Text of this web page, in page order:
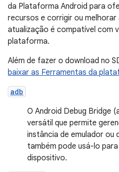
da Plataforma Android para
recursos e corrigir ou
atualização é compatível com
plataforma.
Além de fazer o download no
baixar as Ferramentas da
adb
O Android Debug Bridge
versátil que permite
instância de emulador ou
também pode usá-lo
dispositivo.